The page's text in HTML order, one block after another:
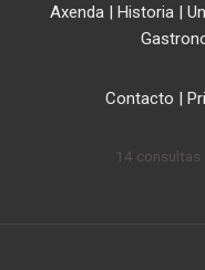
Axenda| Historia|
Contacto |
14 consultas